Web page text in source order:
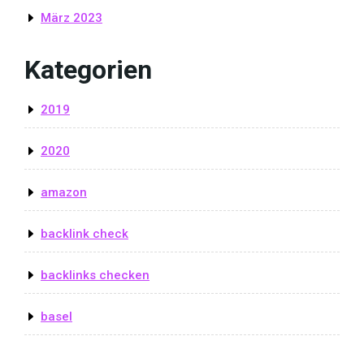
März 2023
Kategorien
2019
2020
amazon
backlink check
backlinks checken
basel